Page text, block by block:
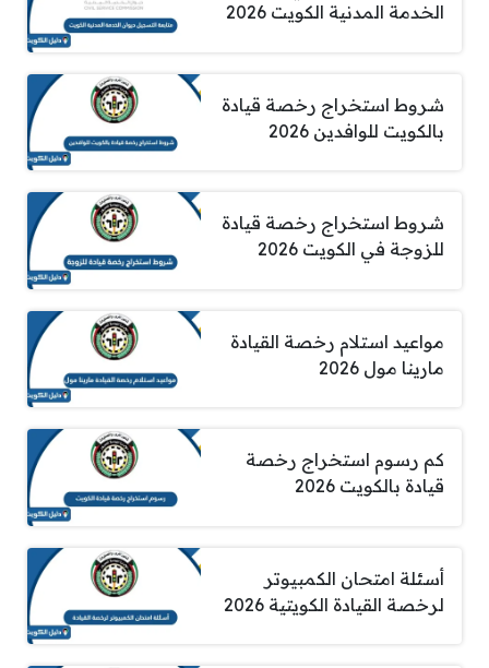
الخدمة المدنية الكويت 2026
شروط استخراج رخصة قيادة
بالكويت للوافدين 2026
شروط استخراج رخصة قيادة
للزوجة في الكويت 2026
مواعيد استلام رخصة القيادة
مارينا مول 2026
كم رسوم استخراج رخصة
قيادة بالكويت 2026
أسئلة امتحان الكمبيوتر
لرخصة القيادة الكويتية 2026